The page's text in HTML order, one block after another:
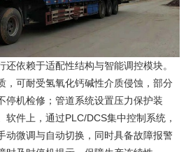
依赖于适配性结构与智能调控模块。
，可耐受氢氧化钙碱性介质侵蚀，部分
停机检修；管道系统设置压力保护装
件上，通过PLC/DCS集中控制系统，
动微调与自动切换，同时具备故障报警